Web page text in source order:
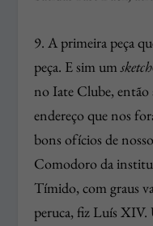
9. A primeira peça
peça. E sim umsketch
no Iate Clube, então
endereço que nos
bons ofícios de
Comodoro da
Tímido, com graus
peruca, fiz Luís XIV.